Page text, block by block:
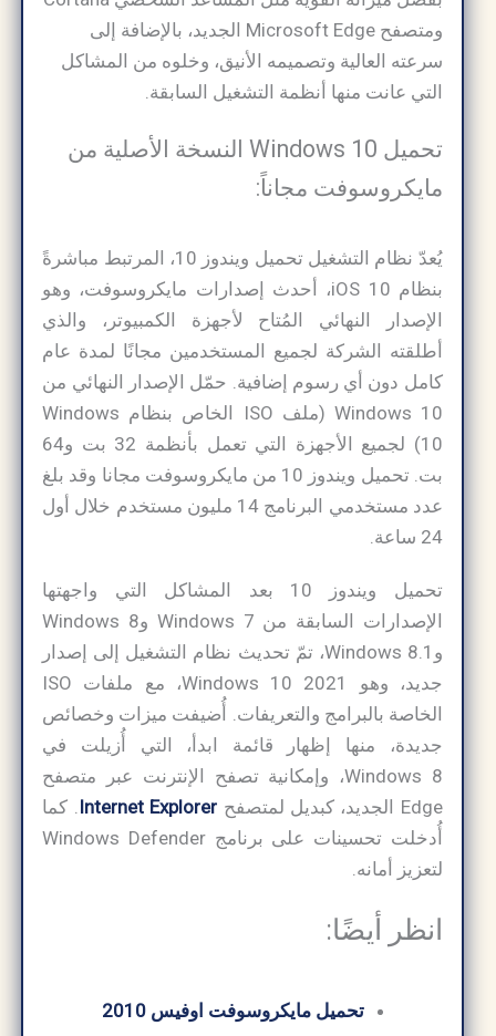
ومتصفح Microsoft Edge الجديد، بالإضافة إلى
سرعته العالية وتصميمه الأنيق، وخلوه من المشاكل
التي عانت منها أنظمة التشغيل السابقة.
تحميل Windows 10 النسخة الأصلية من
مايكروسوفت مجاناً:
يُعدّ نظام التشغيل تحميل ويندوز 10، المرتبط مباشرةً
بنظام iOS 10، أحدث إصدارات مايكروسوفت، وهو
الإصدار النهائي المُتاح لأجهزة الكمبيوتر، والذي
أطلقته الشركة لجميع المستخدمين مجانًا لمدة عام
كامل دون أي رسوم إضافية. حمّل الإصدار النهائي من
Windows 10 (ملف ISO الخاص بنظام Windows
10) لجميع الأجهزة التي تعمل بأنظمة 32 بت و64
بت. تحميل ويندوز 10 من مايكروسوفت مجانا وقد بلغ
عدد مستخدمي البرنامج 14 مليون مستخدم خلال أول
24 ساعة.
تحميل ويندوز 10 بعد المشاكل التي واجهتها
الإصدارات السابقة من Windows 7 وWindows 8
وWindows 8.1، تمّ تحديث نظام التشغيل إلى إصدار
جديد، وهو Windows 10 2021، مع ملفات ISO
الخاصة بالبرامج والتعريفات. أُضيفت ميزات وخصائص
جديدة، منها إظهار قائمة ابدأ، التي أُزيلت في
Windows 8، وإمكانية تصفح الإنترنت عبر متصفح
Edge الجديد، كبديل لمتصفح
Internet Explorer. كما
أُدخلت تحسينات على برنامج Windows Defender
لتعزيز أمانه.
انظر أيضًا:
تحميل مايكروسوفت اوفيس 2010